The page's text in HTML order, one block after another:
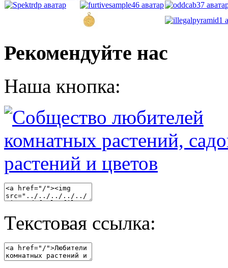
Рекомендуйте нас
Наша кнопка:
Текстовая ссылка: